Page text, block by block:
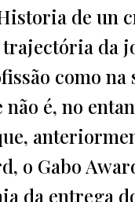
de un
trajectória da
como na
é, no
o Gabo
da entrega